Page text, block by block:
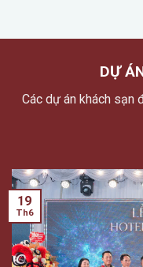
DỰ
Các dự án khách sạn
19
Th6